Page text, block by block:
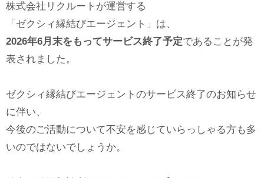
株式会社リクルートが運営する
「ゼクシィ縁結びエージェント」は、
2026年6月末をもってサービス終了予定であることが発
表されました。
ゼクシィ縁結びエージェントのサービス終了のお知らせ
に伴い、
今後のご活動について不安を感じていらっしゃる方も多
いのではないでしょうか。